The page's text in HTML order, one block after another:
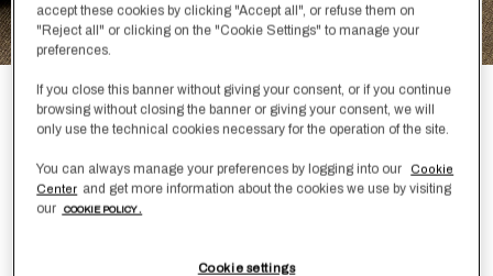
Luxury Glimmer Housse De Couette
La housse de couette Luxury Glimmer apporte
naturellement une touche d’éclat à votre chambre à
sublime mélange de soie, de coton et de lin. Pour compléter
accept these cookies by clicking "Accept all", or refuse them on
"Reject all" or clicking on the "Cookie Settings" to manage your
preferences.
If you close this banner without giving your consent, or if you continue
browsing without closing the banner or giving your consent, we will
only use the technical cookies necessary for the operation of the site.
You can always manage your preferences by logging into our
Cookie
Center and get more information about the cookies we use by visiting
our
COOKIE POLICY .
Cookie settings